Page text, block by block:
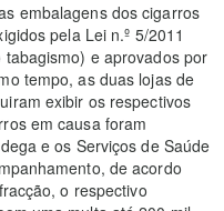
embalagens dos cigarros
pela Lei n.º 5/2011
e aprovados por
tempo, as duas lojas de
exibir os respectivos
em causa foram
e os Serviços de Saúde
de acordo
o respectivo